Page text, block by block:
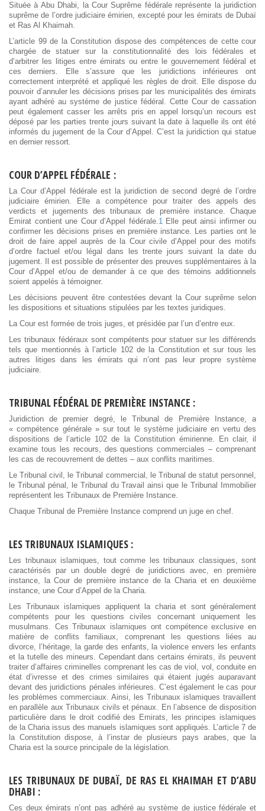
Située à Abu Dhabi, la Cour Suprême fédérale représente la juridiction
suprême de l’ordre judiciaire émirien, excepté pour les émirats de Dubaï
et Ras Al Khaimah.
L’article 99 de la Constitution dispose des compétences de cette cour
chargée de statuer sur la constitutionnalité des lois fédérales et
d’arbitrer les litiges entre émirats ou entre le gouvernement fédéral et
ces derniers. Elle s’assure que les juridictions inférieures ont
correctement interprété et appliqué les règles de droit. Elle dispose du
pouvoir d’annuler les décisions prises par les municipalités des émirats
ayant adhéré au système de justice fédéral. Cette Cour de cassation
peut également casser les arrêts pris en appel lorsqu’un recours est
déposé par les parties trente jours suivant la date à laquelle ils ont été
informés du jugement de la Cour d’Appel. C’est la juridiction qui statue
en dernier ressort.
COUR D’APPEL FÉDÉRALE :
La Cour d’Appel fédérale est la juridiction de second degré de l’ordre
judiciaire émirien. Elle a compétence pour traiter des appels des
verdicts et jugements des tribunaux de première instance. Chaque
Emirat contient une Cour d’Appel fédérale.1Elle peut ainsi infirmer ou
confirmer les décisions prises en première instance. Les parties ont le
droit de faire appel auprès de la Cour civile d’Appel pour des motifs
d’ordre factuel et/ou légal dans les trente jours suivant la date du
jugement. Il est possible de présenter des preuves supplémentaires à la
Cour d’Appel et/ou de demander à ce que des témoins additionnels
soient appelés à témoigner.
Les décisions peuvent être contestées devant la Cour suprême selon
les dispositions et situations stipulées par les textes juridiques.
La Cour est formée de trois juges, et présidée par l’un d’entre eux.
Les tribunaux fédéraux sont compétents pour statuer sur les différends
tels que mentionnés à l’article 102 de la Constitution et sur tous les
autres litiges dans les émirats qui n’ont pas leur propre système
judiciaire.
TRIBUNAL FÉDÉRAL DE PREMIÈRE INSTANCE :
Juridiction de premier degré, le Tribunal de Première Instance, a
« compétence générale » sur tout le système judiciaire en vertu des
dispositions de l’article 102 de la Constitution émirienne. En clair, il
examine tous les recours, des questions commerciales – comprenant
les cas de recouvrement de dettes – aux conflits maritimes.
Le Tribunal civil, le Tribunal commercial, le Tribunal de statut personnel,
le Tribunal pénal, le Tribunal du Travail ainsi que le Tribunal Immobilier
représentent les Tribunaux de Première Instance.
Chaque Tribunal de Première Instance comprend un juge en chef.
LES TRIBUNAUX ISLAMIQUES :
Les tribunaux islamiques, tout comme les tribunaux classiques, sont
caractérisés par un double degré de juridictions avec, en première
instance, la Cour de première instance de la Charia et en deuxième
instance, une Cour d’Appel de la Charia.
Les Tribunaux islamiques appliquent la charia et sont généralement
compétents pour les questions civiles concernant uniquement les
musulmans. Ces Tribunaux islamiques ont compétence exclusive en
matière de conflits familiaux, comprenant les questions liées au
divorce, l’héritage, la garde des enfants, la violence envers les enfants
et la tutelle des mineurs. Cependant dans certains émirats, ils peuvent
traiter d’affaires criminelles comprenant les cas de viol, vol, conduite en
état d’ivresse et des crimes similaires qui étaient jugés auparavant
devant des juridictions pénales inférieures. C’est également le cas pour
les problèmes commerciaux. Ainsi, les Tribunaux islamiques travaillent
en parallèle aux Tribunaux civils et pénaux. En l’absence de disposition
particulière dans le droit codifié des Emirats, les principes islamiques
de la Charia issus des manuels islamiques sont appliqués. L’article 7 de
la Constitution dispose, à l’instar de plusieurs pays arabes, que la
Charia est la source principale de la législation.
LES TRIBUNAUX DE DUBAÏ, DE RAS EL KHAIMAH ET D’ABU
DHABI :
Ces deux émirats n’ont pas adhéré au système de justice fédérale et